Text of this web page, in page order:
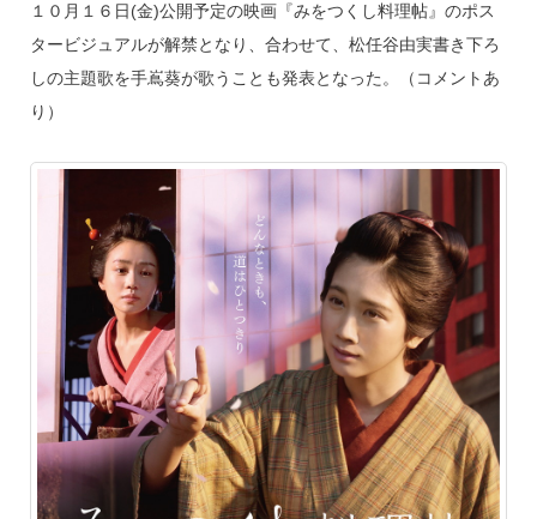
e
a
e
n
e
c
e
o
k
１０月１６日(金)公開予定の映画『みをつくし料理帖』のポス
タービジュアルが解禁となり、合わせて、松任谷由実書き下ろ
しの主題歌を手嶌葵が歌うことも発表となった。（コメントあ
り）